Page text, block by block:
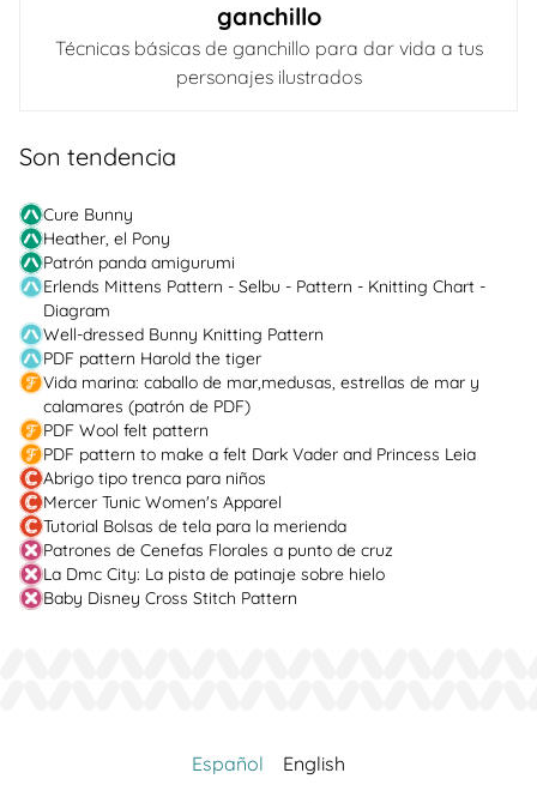
ganchillo
Técnicas básicas de ganchillo para dar vida a tus
personajes ilustrados
Son tendencia
Cure Bunny
Heather, el Pony
Patrón panda amigurumi
Erlends Mittens Pattern - Selbu - Pattern - Knitting Chart -
Diagram
Well-dressed Bunny Knitting Pattern
PDF pattern Harold the tiger
Vida marina: caballo de mar,medusas, estrellas de mar y
calamares (patrón de PDF)
PDF Wool felt pattern
PDF pattern to make a felt Dark Vader and Princess Leia
Abrigo tipo trenca para niños
Mercer Tunic Women's Apparel
Tutorial Bolsas de tela para la merienda
Patrones de Cenefas Florales a punto de cruz
La Dmc City: La pista de patinaje sobre hielo
Baby Disney Cross Stitch Pattern
Español English